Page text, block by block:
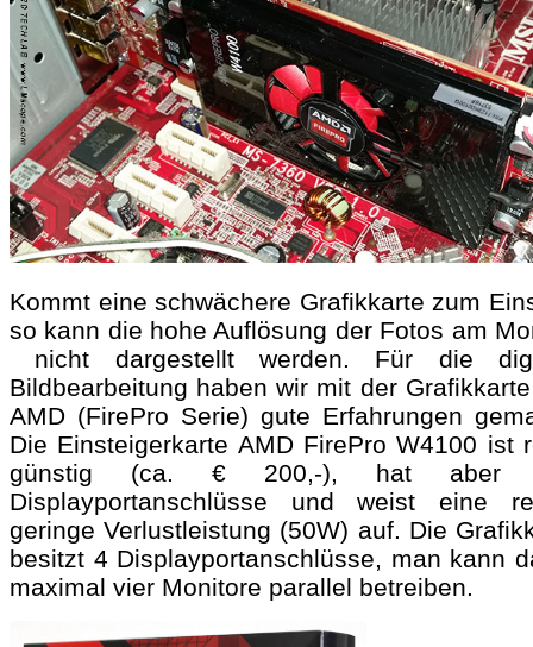
Kommt eine schwächere Grafikkarte zum
so kann die hohe Auflösung der Fotos am
nicht dargestellt werden. Für die
Bildbearbeitung haben wir mit der
AMD (FirePro Serie) gute Erfahrungen
Die Einsteigerkarte AMD FirePro W4100 ist
günstig (ca. € 200,-), hat aber
Displayportanschlüsse und weist eine
geringe Verlustleistung (50W) auf. Die
besitzt 4 Displayportanschlüsse, man kann
maximal vier Monitore parallel betreiben.